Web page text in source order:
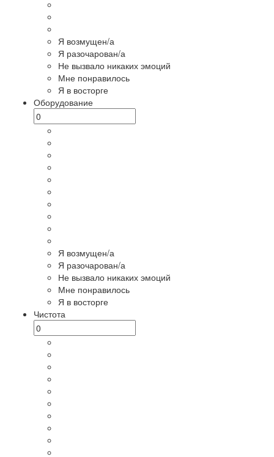
Я возмущен/а
Я разочарован/а
Не вызвало никаких эмоций
Мне понравилось
Я в восторге
Оборудование
Я возмущен/а
Я разочарован/а
Не вызвало никаких эмоций
Мне понравилось
Я в восторге
Чистота